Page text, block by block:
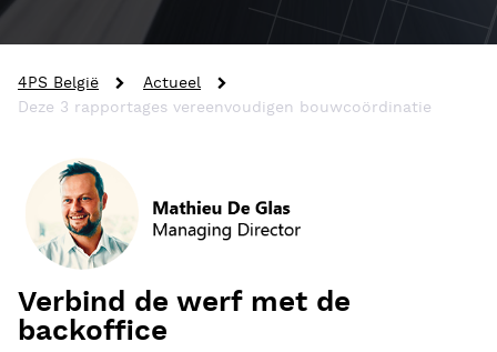
4PS België
Actueel
Deze 3 rapportages vereenvoudigen bouwcoördinatie
Verbind de werf met de
backoffice